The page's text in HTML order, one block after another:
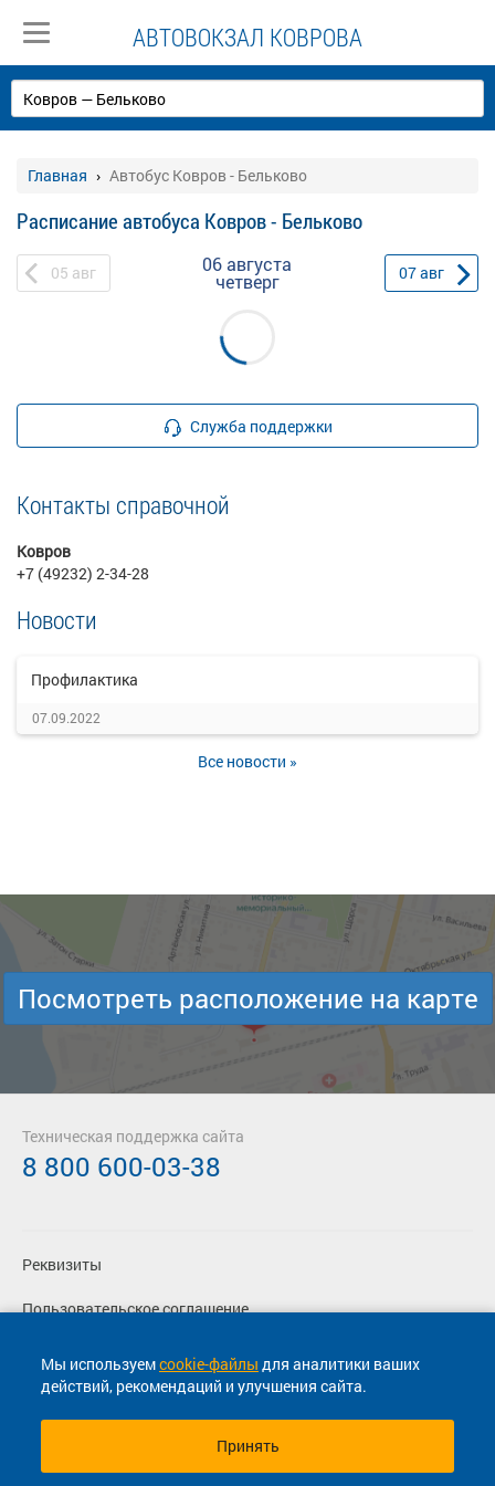
АВТОВОКЗАЛ КОВРОВА
Главная Автобус Ковров - Бельково
Расписание автобуса Ковров - Бельково
05 авг 06 августа
четверг 07авг
Служба поддержки
Контакты справочной
Ковров
+7 (49232) 2-34-28
Новости
Профилактика
07.09.2022
Все новости »
Мы используемcookie-файлы для аналитики ваших
действий, рекомендаций и улучшения сайта.
Принять
Посмотреть расположение на карте
Реквизиты
Пользовательское соглашение
Политика конфиденциальности
Согласие на маркетинговые сообщения
Техническая поддержка сайта
8 800 600-03-38
© 2013-2026, ООО "Капитал"- Онлайн сервис продажи